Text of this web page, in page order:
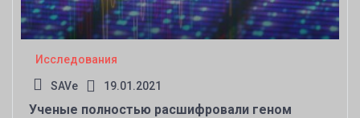
Исследования
SAVe 19.01.2021
Ученые полностью расшифровали геном